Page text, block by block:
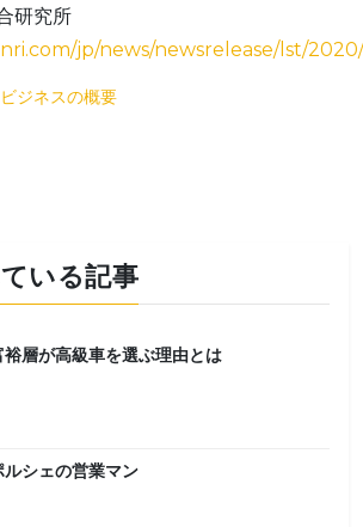
研究所
jp/news/newsrelease/lst/2020/
ジネスの概要
いる記事
裕層が高級車を選ぶ理由とは
ルシェの営業マン